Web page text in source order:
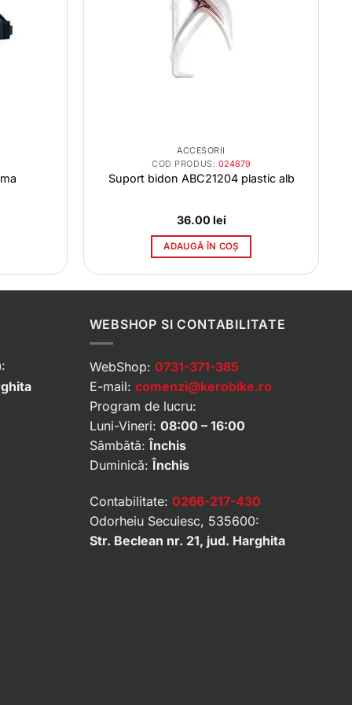
ACCESORII
COD PRODUS: 024879
Suport bidon ABC21204 plastic alb
36.00 lei
ADAUGĂ ÎN COȘ
WEBSHOP SI CONTABILITATE
WebShop: 0731-371-385
E-mail: comenzi@kerobike.ro
Program de lucru:
Luni-Vineri: 08:00 – 16:00
Sâmbătă: Închis
Duminică: Închis
Contabilitate: 0266-217-430
Odorheiu Secuiesc, 535600:
Str. Beclean nr. 21, jud. Harghita